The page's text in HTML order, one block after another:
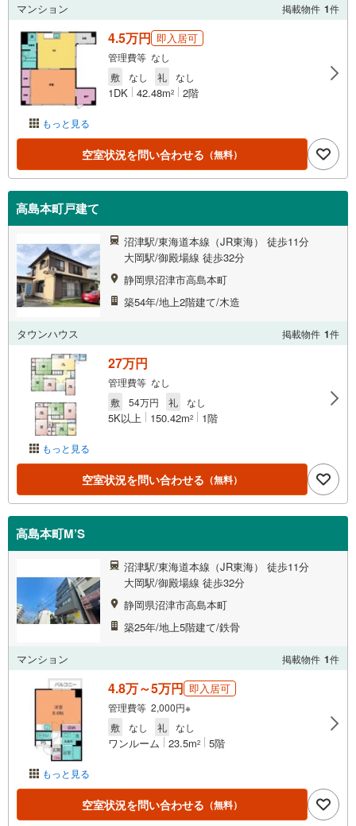
マンション 掲載物件 1件
もっと見る
4.5万円 即入居可
管理費等 なし
敷
なし 礼 なし
1DK 42.48m2 2階
空室状況を問い合わせる （無料）
高島本町戸建て
沼津駅/東海道本線（JR東海） 徒歩11分
大岡駅/御殿場線 徒歩32分
静岡県沼津市高島本町
築54年/地上2階建て/木造
タウンハウス 掲載物件 1件
もっと見る
27万円
管理費等 なし
敷
54万円 礼 なし
5K以上 150.42m2 1階
空室状況を問い合わせる （無料）
高島本町M’S
沼津駅/東海道本線（JR東海） 徒歩11分
大岡駅/御殿場線 徒歩32分
静岡県沼津市高島本町
築25年/地上5階建て/鉄骨
マンション 掲載物件 1件
もっと見る
4.8万～5万円 即入居可
管理費等 2,000円※
敷
なし 礼 なし
ワンルーム 23.5m2 5階
空室状況を問い合わせる （無料）